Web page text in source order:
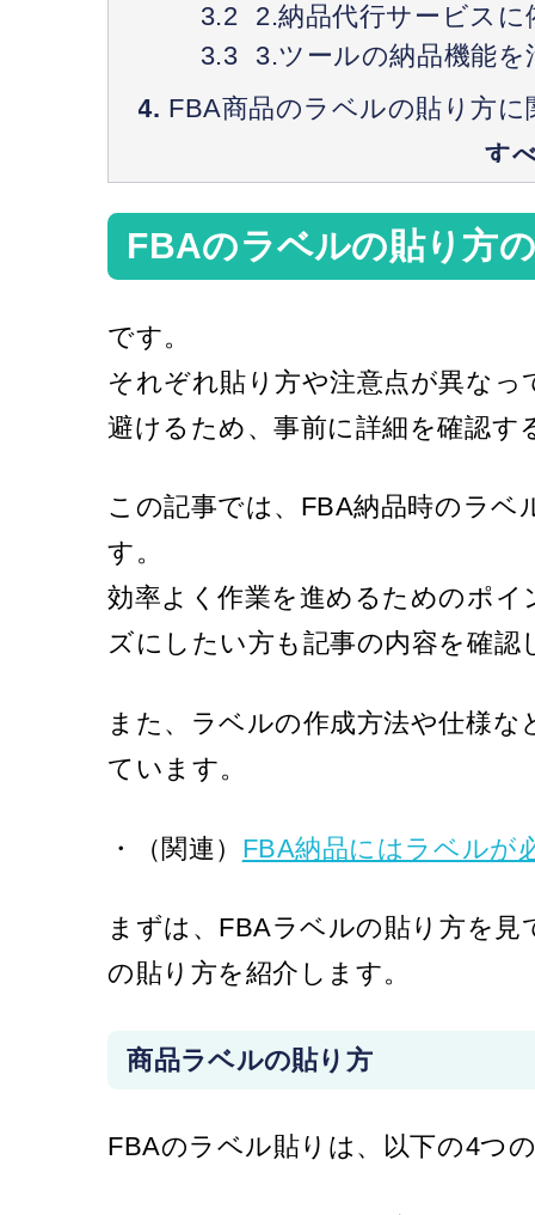
2.納品代行サービスに
3.ツールの納品機能を
FBA商品のラベルの貼り方
FBAのラベルの貼り方
です。
それぞれ貼り方や注意点が異な
避けるため、事前に詳細を確認
この記事では、FBA納品時のラ
す。
効率よく作業を進めるためのポ
ズにしたい方も記事の内容を確
また、ラベルの作成方法や仕様
ています。
・（関連） FBA納品にはラベルが
まずは、FBAラベルの貼り方を
の貼り方を紹介します。
商品ラベルの貼り方
FBAのラベル貼りは、以下の4つ